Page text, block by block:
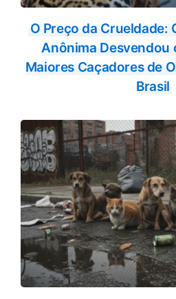
O Preço da Crueldade:
Anônima Desvendou
Maiores Caçadores de
Brasil